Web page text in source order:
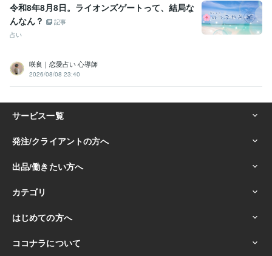
令和8年8月8日。ライオンズゲートって、結局な
んなん？
記事
占い
咲良｜恋愛占い 心導師
2026/08/08 23:40